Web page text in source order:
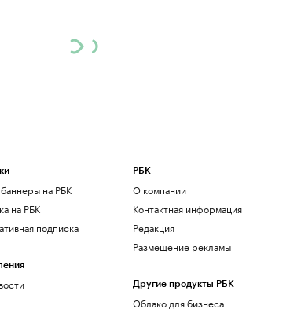
на РБК
на РБК
подписка
РБК
О компании
Контактная информация
Редакция
Размещение рекламы
Другие продукты РБК
Облако для бизнеса